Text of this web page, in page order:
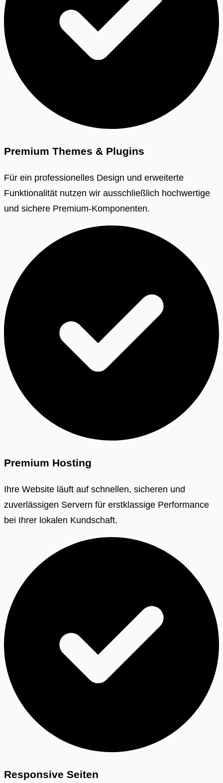
Premium Themes & Plugins
Für ein professionelles Design und erweiterte
Funktionalität nutzen wir ausschließlich hochwertige
und sichere Premium-Komponenten.
Premium Hosting
Ihre Website läuft auf schnellen, sicheren und
zuverlässigen Servern für erstklassige Performance
bei Ihrer lokalen Kundschaft.
Responsive Seiten